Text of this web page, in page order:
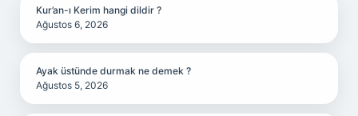
Kur’an-ı Kerim hangi dildir ?
Ağustos 6, 2026
Ayak üstünde durmak ne demek ?
Ağustos 5, 2026